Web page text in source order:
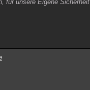
für unsere Eigene Sicherheit